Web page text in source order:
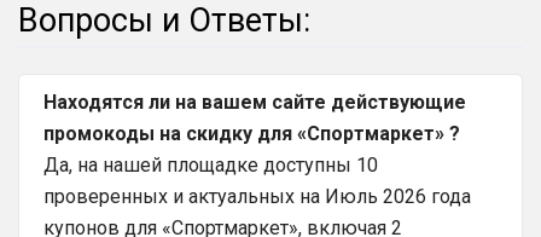
Вопросы и Ответы:
Находятся ли на вашем сайте действующие
промокоды на скидку для «Спортмаркет» ?
Да, на нашей площадке доступны 10
проверенных и актуальных на Июль 2026 года
купонов для «Спортмаркет», включая 2